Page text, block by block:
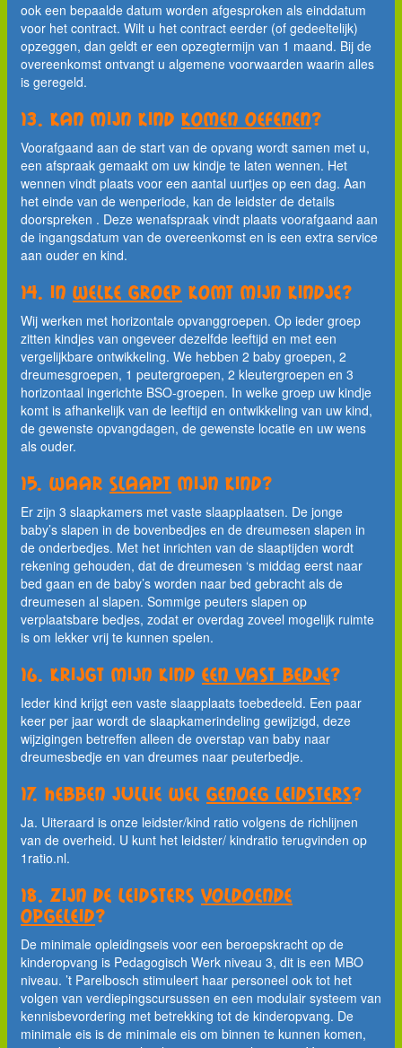
ook een bepaalde datum worden afgesproken als einddatum
voor het contract. Wilt u het contract eerder (of gedeeltelijk)
opzeggen, dan geldt er een opzegtermijn van 1 maand. Bij de
overeenkomst ontvangt u algemene voorwaarden waarin alles
is geregeld.
13. Kan mijn kind komen oefenen?
Voorafgaand aan de start van de opvang wordt samen met u,
een afspraak gemaakt om uw kindje te laten wennen. Het
wennen vindt plaats voor een aantal uurtjes op een dag. Aan
het einde van de wenperiode, kan de leidster de details
doorspreken . Deze wenafspraak vindt plaats voorafgaand aan
de ingangsdatum van de overeenkomst en is een extra service
aan ouder en kind.
14. In welke groep komt mijn kindje?
Wij werken met horizontale opvanggroepen. Op ieder groep
zitten kindjes van ongeveer dezelfde leeftijd en met een
vergelijkbare ontwikkeling. We hebben 2 baby groepen, 2
dreumesgroepen, 1 peutergroepen, 2 kleutergroepen en 3
horizontaal ingerichte BSO-groepen. In welke groep uw kindje
komt is afhankelijk van de leeftijd en ontwikkeling van uw kind,
de gewenste opvangdagen, de gewenste locatie en uw wens
als ouder.
15. Waar slaapt mijn kind?
Er zijn 3 slaapkamers met vaste slaapplaatsen. De jonge
baby’s slapen in de bovenbedjes en de dreumesen slapen in
de onderbedjes. Met het inrichten van de slaaptijden wordt
rekening gehouden, dat de dreumesen ‘s middag eerst naar
bed gaan en de baby’s worden naar bed gebracht als de
dreumesen al slapen. Sommige peuters slapen op
verplaatsbare bedjes, zodat er overdag zoveel mogelijk ruimte
is om lekker vrij te kunnen spelen.
16. Krijgt mijn kind een vast bedje?
Ieder kind krijgt een vaste slaapplaats toebedeeld. Een paar
keer per jaar wordt de slaapkamerindeling gewijzigd, deze
wijzigingen betreffen alleen de overstap van baby naar
dreumesbedje en van dreumes naar peuterbedje.
17. Hebben jullie wel genoeg leidsters?
Ja. Uiteraard is onze leidster/kind ratio volgens de richlijnen
van de overheid. U kunt het leidster/ kindratio terugvinden op
1ratio.nl.
18. Zijn de leidsters voldoende
opgeleid?
De minimale opleidingseis voor een beroepskracht op de
kinderopvang is Pedagogisch Werk niveau 3, dit is een MBO
niveau. ’t Parelbosch stimuleert haar personeel ook tot het
volgen van verdiepingscursussen en een modulair systeem van
kennisbevordering met betrekking tot de kinderopvang. De
minimale eis is de minimale eis om binnen te kunnen komen,